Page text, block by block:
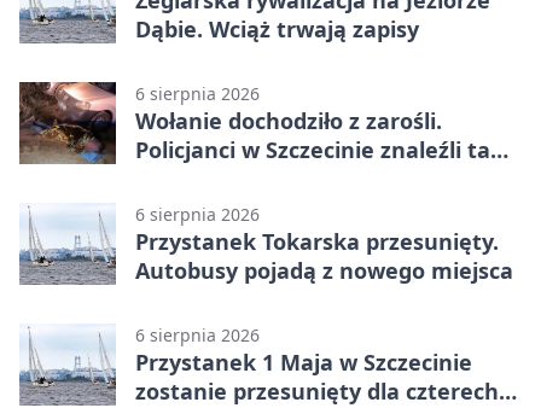
Dąbie. Wciąż trwają zapisy
6 sierpnia 2026
Wołanie dochodziło z zarośli.
Policjanci w Szczecinie znaleźli tam
6 sierpnia 2026
Przystanek Tokarska przesunięty.
Autobusy pojadą z nowego miejsca
6 sierpnia 2026
Przystanek 1 Maja w Szczecinie
zostanie przesunięty dla czterech